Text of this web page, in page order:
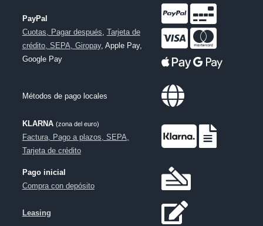
PayPal
Cuotas, Pagar después, Tarjeta de
crédito, SEPA, Giropay, Apple Pay,
Google Pay
Métodos de pago locales
KLARNA (zona del euro)
Factura, Pago a plazos, SEPA,
Tarjeta de crédito
Pago inicial
Compra con depósito
Leasing